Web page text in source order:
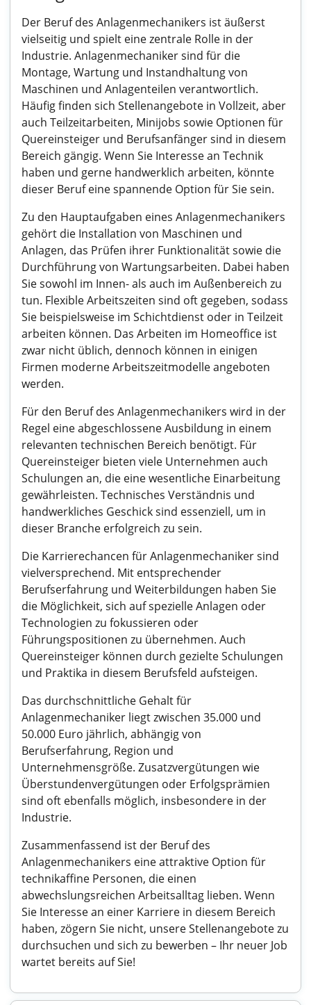
Der Beruf des Anlagenmechanikers ist äußerst
vielseitig und spielt eine zentrale Rolle in der
Industrie. Anlagenmechaniker sind für die
Montage, Wartung und Instandhaltung von
Maschinen und Anlagenteilen verantwortlich.
Häufig finden sich Stellenangebote in Vollzeit, aber
auch Teilzeitarbeiten, Minijobs sowie Optionen für
Quereinsteiger und Berufsanfänger sind in diesem
Bereich gängig. Wenn Sie Interesse an Technik
haben und gerne handwerklich arbeiten, könnte
dieser Beruf eine spannende Option für Sie sein.
Zu den Hauptaufgaben eines Anlagenmechanikers
gehört die Installation von Maschinen und
Anlagen, das Prüfen ihrer Funktionalität sowie die
Durchführung von Wartungsarbeiten. Dabei haben
Sie sowohl im Innen- als auch im Außenbereich zu
tun. Flexible Arbeitszeiten sind oft gegeben, sodass
Sie beispielsweise im Schichtdienst oder in Teilzeit
arbeiten können. Das Arbeiten im Homeoffice ist
zwar nicht üblich, dennoch können in einigen
Firmen moderne Arbeitszeitmodelle angeboten
werden.
Für den Beruf des Anlagenmechanikers wird in der
Regel eine abgeschlossene Ausbildung in einem
relevanten technischen Bereich benötigt. Für
Quereinsteiger bieten viele Unternehmen auch
Schulungen an, die eine wesentliche Einarbeitung
gewährleisten. Technisches Verständnis und
handwerkliches Geschick sind essenziell, um in
dieser Branche erfolgreich zu sein.
Die Karrierechancen für Anlagenmechaniker sind
vielversprechend. Mit entsprechender
Berufserfahrung und Weiterbildungen haben Sie
die Möglichkeit, sich auf spezielle Anlagen oder
Technologien zu fokussieren oder
Führungspositionen zu übernehmen. Auch
Quereinsteiger können durch gezielte Schulungen
und Praktika in diesem Berufsfeld aufsteigen.
Das durchschnittliche Gehalt für
Anlagenmechaniker liegt zwischen 35.000 und
50.000 Euro jährlich, abhängig von
Berufserfahrung, Region und
Unternehmensgröße. Zusatzvergütungen wie
Überstundenvergütungen oder Erfolgsprämien
sind oft ebenfalls möglich, insbesondere in der
Industrie.
Zusammenfassend ist der Beruf des
Anlagenmechanikers eine attraktive Option für
technikaffine Personen, die einen
abwechslungsreichen Arbeitsalltag lieben. Wenn
Sie Interesse an einer Karriere in diesem Bereich
haben, zögern Sie nicht, unsere Stellenangebote zu
durchsuchen und sich zu bewerben – Ihr neuer Job
wartet bereits auf Sie!